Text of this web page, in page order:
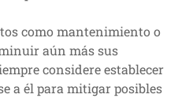
como mantenimiento o
aún más sus
considere establecer
a él para mitigar posibles